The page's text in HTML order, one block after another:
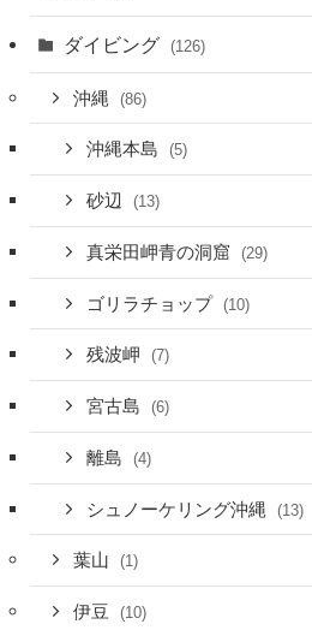
ダイビング (126)
沖縄 (86)
沖縄本島 (5)
砂辺 (13)
真栄田岬青の洞窟 (29)
ゴリラチョップ (10)
残波岬 (7)
宮古島 (6)
離島 (4)
シュノーケリング沖縄 (13)
葉山 (1)
伊豆 (10)